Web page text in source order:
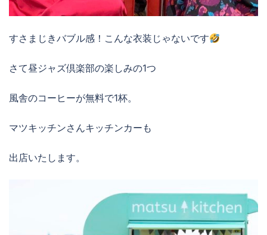
すさまじきバブル感！こんな衣装じゃないです
さて昼ジャズ倶楽部の楽しみの1つ
風舎のコーヒーが無料で1杯。
マツキッチンさんキッチンカーも
出店いたします。